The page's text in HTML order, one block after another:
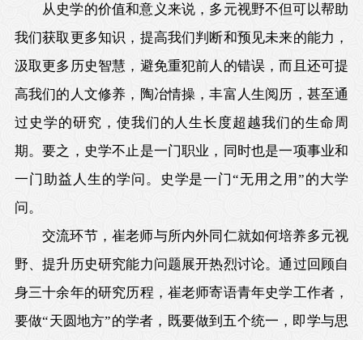
从史学的价值和意义来说，多元视野不但可以帮助
我们获取更多知识，提高我们判断和预见未来的能力，
汲取更多历史智慧，避免重犯前人的错误，而且还可提
高我们的人文修养，陶冶情操，丰富人生阅历，甚至通
过史学的研究，使我们的人生长度超越我们的生命周
期。要之，史学不止是一门职业，同时也是一项事业和
一门助益人生的学问。史学是一门“无用之用”的大学
问。
交流环节，崔老师与所内外同仁就如何培养多元视
野、提升历史研究能力问题展开热烈讨论。通过回顾自
身三十余年的研究历程，崔老师寄语青年史学工作者，
要做“天圆地方”的学者，既要做到五个统一，即学与思